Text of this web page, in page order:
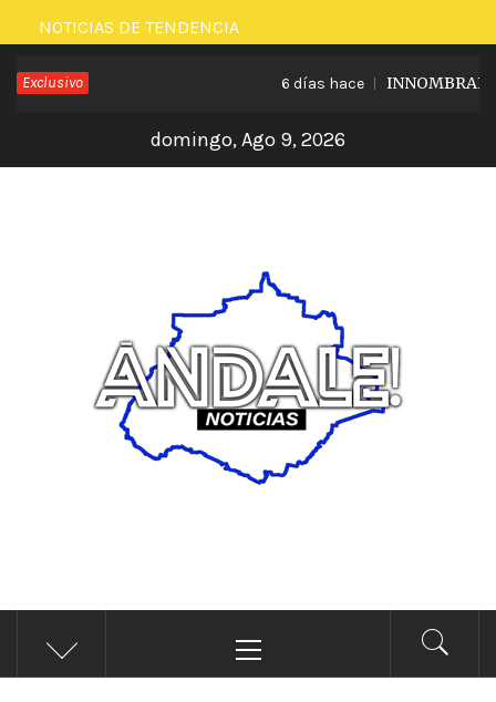
Saltar
al
contenido
NOTICIAS DE TENDENCIA
Exclusivo 6 días hace INNOMBRABLE
domingo, Ago 9, 2026
ÁNDALE NOTICIAS
Noticias
principal